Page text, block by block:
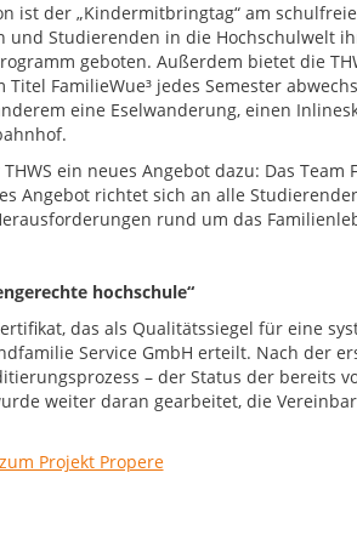
ist der „Kindermitbringtag“ am
und Studierenden in die Hochschulwelt
geboten. Außerdem bietet die
Titel FamilieWue³ jedes Semester
eine Eselwanderung, einen
ein neues Angebot dazu: Das
Angebot richtet sich an alle
rund um das
hochschule“
das als Qualitätssiegel für eine
Service GmbH erteilt. Nach der
– der Status der bereits
weiter daran gearbeitet, die
Projekt Propere